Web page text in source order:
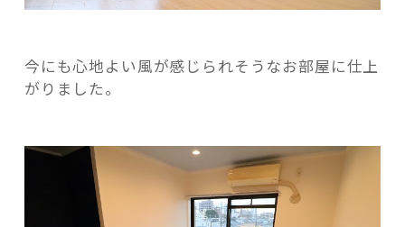
今にも心地よい風が感じられそうなお部屋に仕上
がりました。